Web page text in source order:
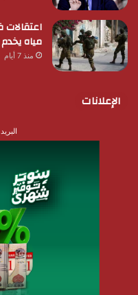
مياه
منذ 7 أيام
الإعلانات